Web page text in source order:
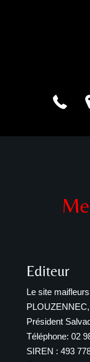
Editeur
Le site
Président
Téléphone: 02
SIREN : 493